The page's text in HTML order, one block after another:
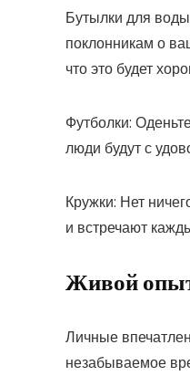
Бутылки для
поклонникам о
что это будет
Футболки:
люди будут с
Кружки: Нет
и встречают
Живой
Личные
незабываемое